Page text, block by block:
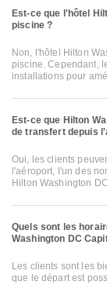
Est-ce que l'hôtel
piscine ?
Non, l'hôtel Hilton
piscine. Cependant,
installations pour
Est-ce que Hilton
de transfert depuis
Oui, les clients
l'aéroport, l'un des
Hilton Washington
Quels sont les
Washington DC
Les clients sont les
que le départ est